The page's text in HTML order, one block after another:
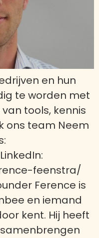
en hun
te worden met
tools, kennis
ons team Neem
feenstra/
Ference is
en iemand
kent. Hij heeft